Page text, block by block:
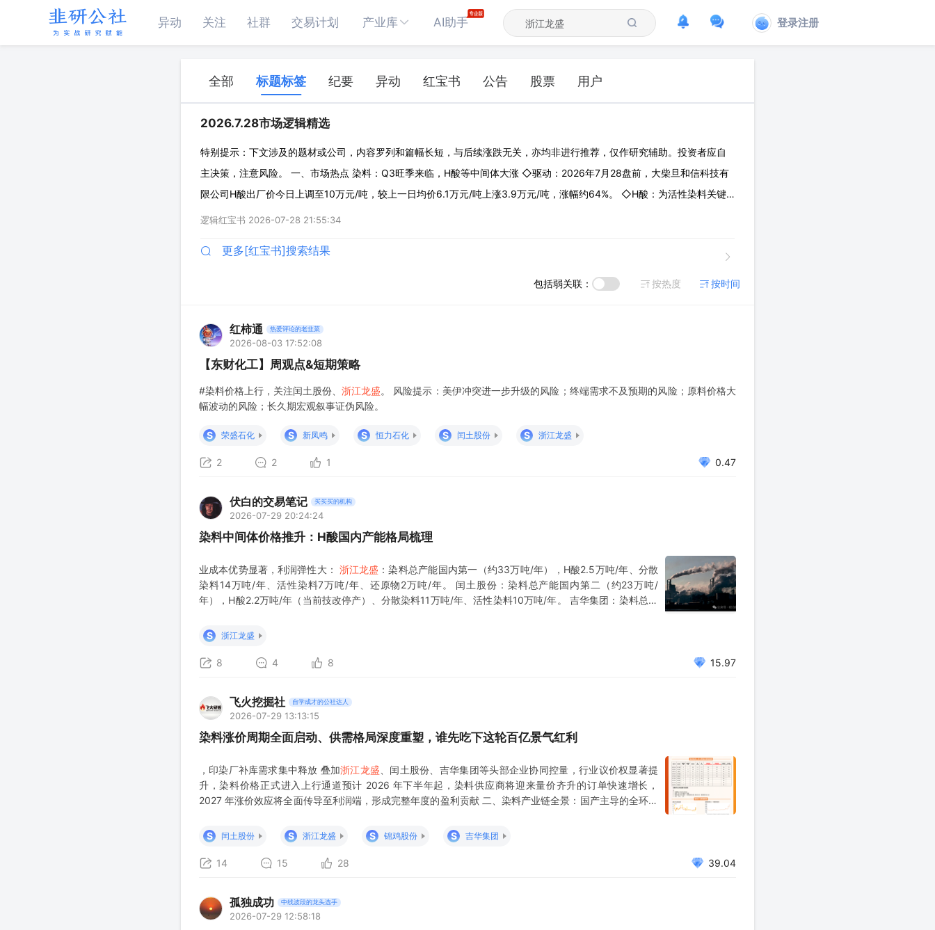
异动 关注 社群 交易计划 产业库 AI助手 登录注册
全部 标题标签 纪要 异动 红宝书 公告 股票 用户
2026.7.28市场逻辑精选
特别提示：下文涉及的题材或公司，内容罗列和篇幅长短，与后续涨跌无关，亦均非进行推荐，仅作研究辅助。投资者应自
主决策，注意风险。 一、市场热点 染料：Q3旺季来临，H酸等中间体大涨 ◇驱动：2026年7月28盘前，大柴旦和信科技有
限公司H酸出厂价今日上调至10万元/吨，较上一日均价6.1万元/吨上涨3.9万元/吨，涨幅约64%。 ◇H酸：为活性染料关键
中间体，今年以来涨幅达150%，追平历史高位，由于H酸生产过程中废水难以处理且涉及高危磺化、硝化反应，长期以来行
逻辑红宝书 2026-07-28 21:55:34
更多[红宝书]搜索结果
包括弱关联： 按热度 按时间
红柿通 热爱评论的老韭菜
2026-08-03 17:52:08
【东财化工】周观点&短期策略
#染料价格上行，关注闰土股份、 浙江龙盛。 风险提示：美伊冲突进一步升级的风险；终端需求不及预期的风险；原料价格大
幅波动的风险；长久期宏观叙事证伪风险。
S 荣盛石化 S 新凤鸣 S 恒力石化 S 闰土股份 S 浙江龙盛
2 2 1 0.47
伏白的交易笔记 买买买的机构
2026-07-29 20:24:24
染料中间体价格推升：H酸国内产能格局梳理
业成本优势显著，利润弹性大： 浙江龙盛 ：染料总产能国内第一（约33万吨/年），H酸2.5万吨/年、分散
染料14万吨/年、活性染料7万吨/年、还原物2万吨/年。 闰土股份：染料总产能国内第二（约23万吨/
年），H酸2.2万吨/年（当前技改停产）、分散染料11万吨/年、活性染料10万吨/年。 吉华集团：染料总产
产能6万吨/年，H
S 浙江龙盛
8 4 8 15.97
飞火挖掘社 自学成才的公社达人
2026-07-29 13:13:15
染料涨价周期全面启动、供需格局深度重塑，谁先吃下这轮百亿景气红利
，印染厂补库需求集中释放 叠加浙江龙盛 、闰土股份、吉华集团等头部企业协同控量，行业议价权显著提
升，染料价格正式进入上行通道预计 2026 年下半年起，染料供应商将迎来量价齐升的订单快速增长，
2027 年涨价效应将全面传导至利润端，形成完整年度的盈利贡献 二、染料产业链全景：国产主导的全环节
配空间，本土龙头企业已实现全产业链深度布局，在
S 闰土股份 S 浙江龙盛 S 锦鸡股份 S 吉华集团
14 15 28 39.04
孤独成功 中线波段的龙头选手
2026-07-29 12:58:18